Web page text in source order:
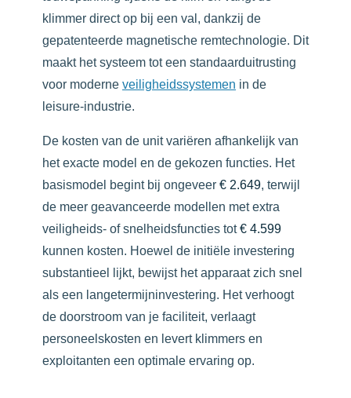
klimmer direct op bij een val, dankzij de
gepatenteerde magnetische remtechnologie. Dit
maakt het systeem tot een standaarduitrusting
voor moderne veiligheidssystemen in de
leisure-industrie.
De kosten van de unit variëren afhankelijk van
het exacte model en de gekozen functies. Het
basismodel begint bij ongeveer € 2.649, terwijl
de meer geavanceerde modellen met extra
veiligheids- of snelheidsfuncties tot€ 4.599
kunnen kosten. Hoewel de initiële investering
substantieel lijkt, bewijst het apparaat zich snel
als een langetermijninvestering. Het verhoogt
de doorstroom van je faciliteit, verlaagt
personeelskosten en levert klimmers en
exploitanten een optimale ervaring op.